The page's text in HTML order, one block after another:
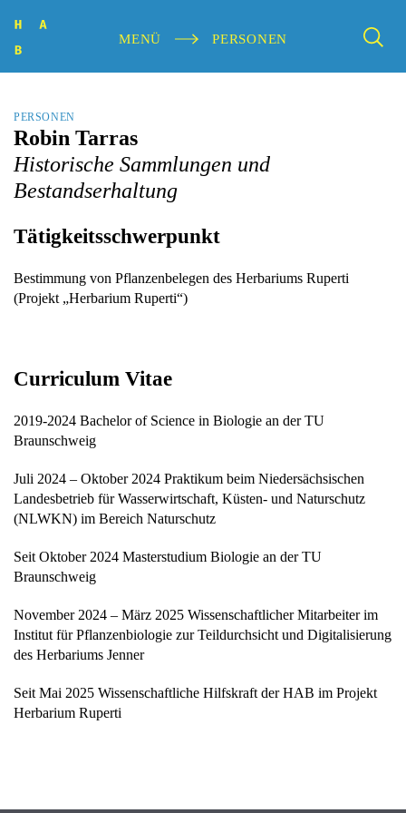
MENÜ PERSONEN
PERSONEN
Robin Tarras
Historische Sammlungen und
Bestandserhaltung
Tätigkeitsschwerpunkt
Bestimmung von Pflanzenbelegen des Herbariums Ruperti
(Projekt „Herbarium Ruperti“)
Curriculum Vitae
2019-2024 Bachelor of Science in Biologie an der TU
Braunschweig
Juli 2024 – Oktober 2024 Praktikum beim Niedersächsischen
Landesbetrieb für Wasserwirtschaft, Küsten- und Naturschutz
(NLWKN) im Bereich Naturschutz
Seit Oktober 2024 Masterstudium Biologie an der TU
Braunschweig
November 2024 – März 2025 Wissenschaftlicher Mitarbeiter im
Institut für Pflanzenbiologie zur Teildurchsicht und Digitalisierung
des Herbariums Jenner
Seit Mai 2025 Wissenschaftliche Hilfskraft der HAB im Projekt
Herbarium Ruperti